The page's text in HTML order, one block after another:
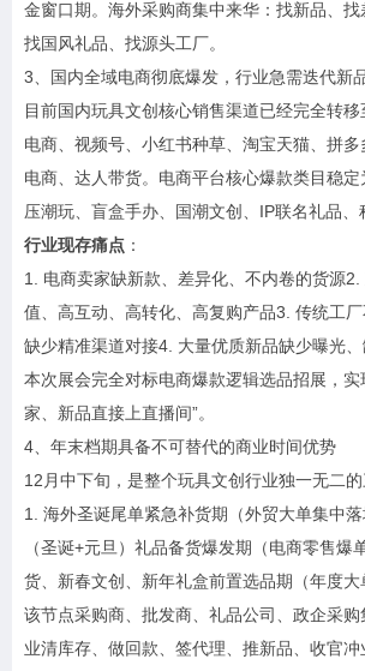
金窗口期。海外采购商集中来华：找新品、找
找国风礼品、找源头工厂。
3、国内全域电商彻底爆发，行业急需迭代新
目前国内玩具文创核心销售渠道已经完全转
电商、视频号、小红书种草、淘宝天猫、拼
电商、达人带货。电商平台核心爆款类目稳
压潮玩、盲盒手办、国潮文创、IP联名礼品、
行业现存痛点 ：
1. 电商卖家缺新款、差异化、不内卷的货源
值、高互动、高转化、高复购产品3. 传统工厂
缺少精准渠道对接4. 大量优质新品缺少曝光
本次展会完全对标电商爆款逻辑选品招展，实
家、新品直接上直播间”。
4、年末档期具备不可替代的商业时间优势
12月中下旬，是整个玩具文创行业独一无二的
1. 海外圣诞尾单紧急补货期（外贸大单集中
（圣诞+元旦）礼品备货爆发期（电商零售爆
货、新春文创、新年礼盒前置选品期（年度大
该节点采购商、批发商、礼品公司、政企采
业清库存、做回款、签代理、推新品、收官冲